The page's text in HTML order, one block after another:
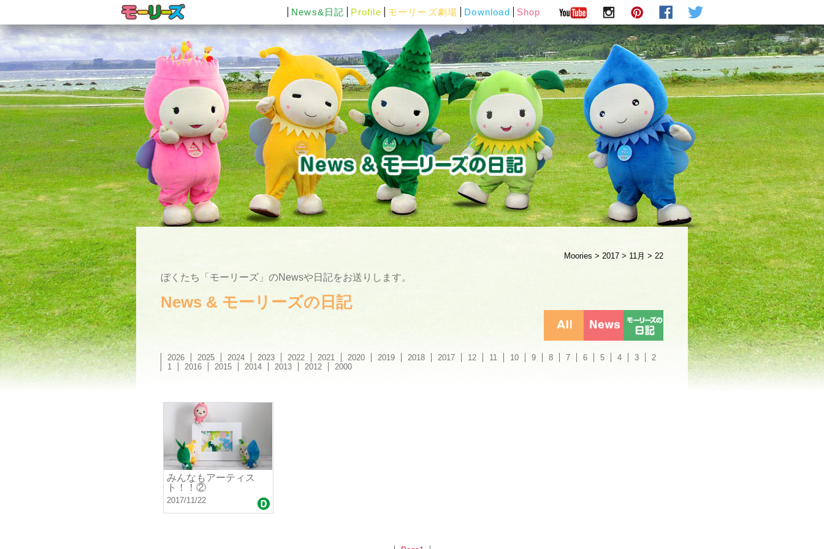
News&日記 Profile モーリーズ劇場 Download Shop
Moories > 2017 > 11月 > 22
ぼくたち「モーリーズ」のNewsや日記をお送りします。
News & モーリーズの日記
2026 2025 2024 2023 2022 2021 2020 2019 2018 2017 12 11 10 9 8 7 6 5 4 3
2
1
2016 2015 2014 2013 2012 2000
みんなもアーティス
ト！！②
2017/11/22